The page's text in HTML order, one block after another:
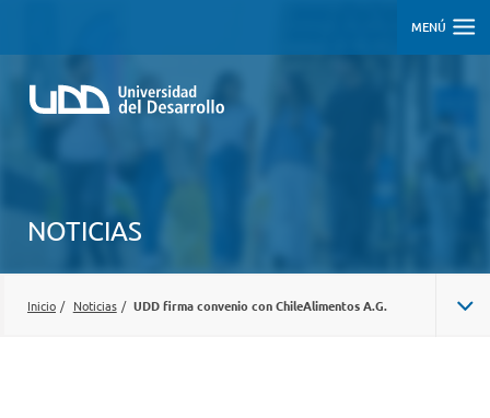
MENÚ
NOTICIAS
Inicio / Noticias / UDD firma convenio con ChileAlimentos A.G.